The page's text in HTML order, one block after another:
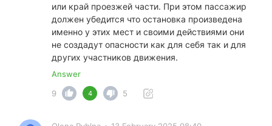
или край проезжей части. При этом пассажир
должен убедится что остановка произведена
именно у этих мест и своими действиями они
не создадут опасности как для себя так и для
других участников движения.
Answer
9
4 5